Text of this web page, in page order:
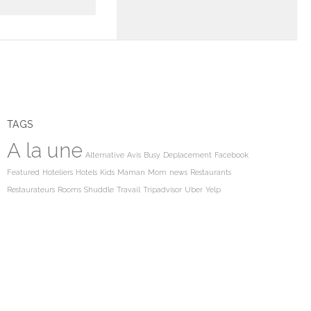
TAGS
A la une Alternative Avis Busy Deplacement Facebook
Featured Hoteliers Hotels Kids Maman Mom news Restaurants
Restaurateurs Rooms Shuddle Travail Tripadvisor Uber Yelp